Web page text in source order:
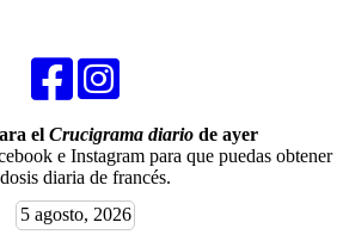
el Crucigrama diariode ayer
e Instagram para que puedas obtener
diaria de francés.
5 agosto, 2026